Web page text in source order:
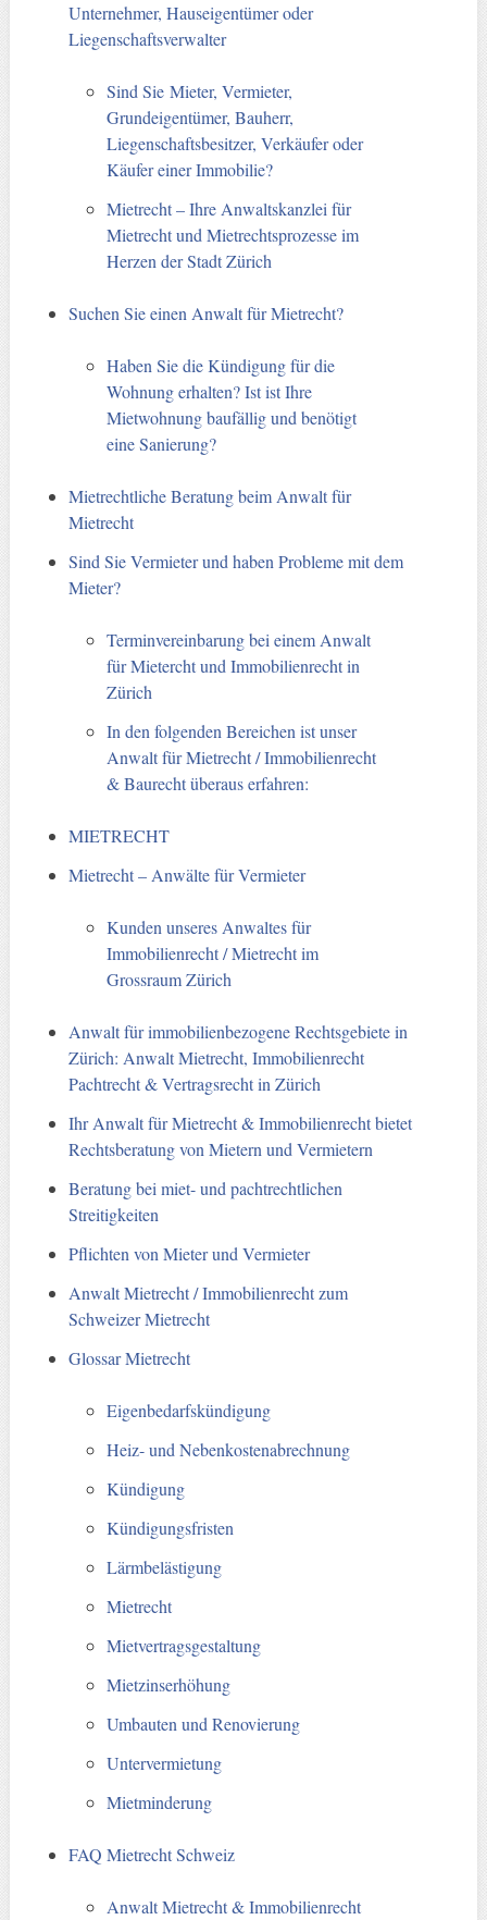
Unternehmer, Hauseigentümer oder
Liegenschaftsverwalter
Sind Sie Mieter, Vermieter,
Grundeigentümer, Bauherr,
Liegenschaftsbesitzer, Verkäufer oder
Käufer einer Immobilie?
Mietrecht – Ihre Anwaltskanzlei für
Mietrecht und Mietrechtsprozesse im
Herzen der Stadt Zürich
Suchen Sie einen Anwalt für Mietrecht?
Haben Sie die Kündigung für die
Wohnung erhalten? Ist ist Ihre
Mietwohnung baufällig und benötigt
eine Sanierung?
Mietrechtliche Beratung beim Anwalt für
Mietrecht
Sind Sie Vermieter und haben Probleme mit dem
Mieter?
Terminvereinbarung bei einem Anwalt
für Mietercht und Immobilienrecht in
Zürich
In den folgenden Bereichen ist unser
Anwalt für Mietrecht / Immobilienrecht
& Baurecht überaus erfahren:
MIETRECHT
Mietrecht – Anwälte für Vermieter
Kunden unseres Anwaltes für
Immobilienrecht / Mietrecht im
Grossraum Zürich
Anwalt für immobilienbezogene Rechtsgebiete in
Zürich: Anwalt Mietrecht, Immobilienrecht
Pachtrecht & Vertragsrecht in Zürich
Ihr Anwalt für Mietrecht & Immobilienrecht bietet
Rechtsberatung von Mietern und Vermietern
Beratung bei miet- und pachtrechtlichen
Streitigkeiten
Pflichten von Mieter und Vermieter
Anwalt Mietrecht / Immobilienrecht zum
Schweizer Mietrecht
Glossar Mietrecht
Eigenbedarfskündigung
Heiz- und Nebenkostenabrechnung
Kündigung
Kündigungsfristen
Lärmbelästigung
Mietrecht
Mietvertragsgestaltung
Mietzinserhöhung
Umbauten und Renovierung
Untervermietung
Mietminderung
FAQ Mietrecht Schweiz
Anwalt Mietrecht & Immobilienrecht